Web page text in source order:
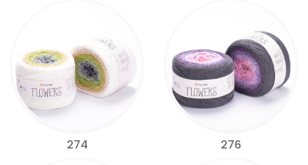
274 276